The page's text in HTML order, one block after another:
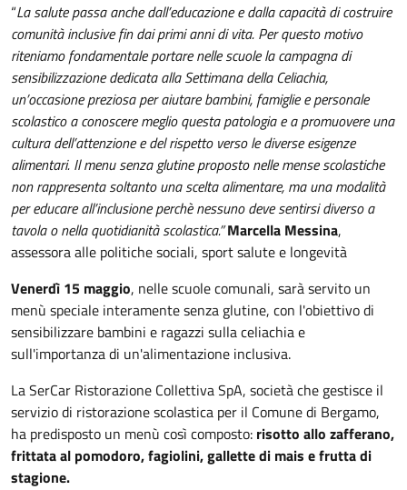
“La salute passa anche dall’educazione e dalla capacità di costruire
comunità inclusive fin dai primi anni di vita. Per questo motivo
riteniamo fondamentale portare nelle scuole la campagna di
sensibilizzazione dedicata alla Settimana della Celiachia,
un’occasione preziosa per aiutare bambini, famiglie e personale
scolastico a conoscere meglio questa patologia e a promuovere una
cultura dell’attenzione e del rispetto verso le diverse esigenze
alimentari. Il menu senza glutine proposto nelle mense scolastiche
non rappresenta soltanto una scelta alimentare, ma una modalità
per educare all’inclusione perchè nessuno deve sentirsi diverso a
tavola o nella quotidianità scolastica.”Marcella Messina,
assessora alle politiche sociali, sport salute e longevità
Venerdì 15 maggio, nelle scuole comunali, sarà servito un
menù speciale interamente senza glutine, con l'obiettivo di
sensibilizzare bambini e ragazzi sulla celiachia e
sull'importanza di un'alimentazione inclusiva.
La SerCar Ristorazione Collettiva SpA, società che gestisce il
servizio di ristorazione scolastica per il Comune di Bergamo,
ha predisposto un menù così composto: risotto allo zafferano,
frittata al pomodoro, fagiolini, gallette di mais e frutta di
stagione.